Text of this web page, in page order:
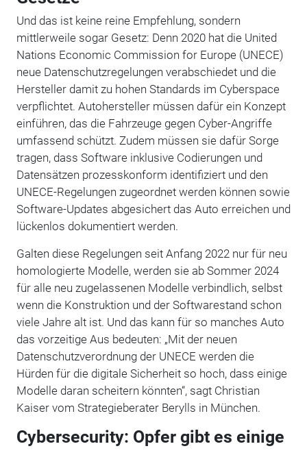
Und das ist keine reine Empfehlung, sondern
mittlerweile sogar Gesetz: Denn 2020 hat die United
Nations Economic Commission for Europe (UNECE)
neue Datenschutzregelungen verabschiedet und die
Hersteller damit zu hohen Standards im Cyberspace
verpflichtet. Autohersteller müssen dafür ein Konzept
einführen, das die Fahrzeuge gegen Cyber-Angriffe
umfassend schützt. Zudem müssen sie dafür Sorge
tragen, dass Software inklusive Codierungen und
Datensätzen prozesskonform identifiziert und den
UNECE-Regelungen zugeordnet werden können sowie
Software-Updates abgesichert das Auto erreichen und
lückenlos dokumentiert werden.
Galten diese Regelungen seit Anfang 2022 nur für neu
homologierte Modelle, werden sie ab Sommer 2024
für alle neu zugelassenen Modelle verbindlich, selbst
wenn die Konstruktion und der Softwarestand schon
viele Jahre alt ist. Und das kann für so manches Auto
das vorzeitige Aus bedeuten: „Mit der neuen
Datenschutzverordnung der UNECE werden die
Hürden für die digitale Sicherheit so hoch, dass einige
Modelle daran scheitern könnten“, sagt Christian
Kaiser vom Strategieberater Berylls in München.
Cybersecurity: Opfer gibt es einige